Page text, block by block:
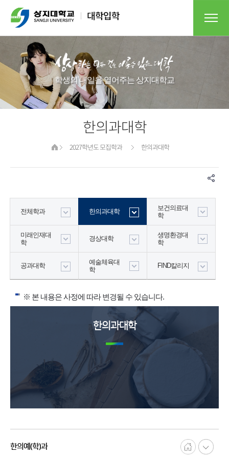
학생의 내일을 열어주는 상지대학교​
한의과대학
2027학년도 모집학과 한의과대학
전체학과 한의과대학
보건의료대
학
미래인재대
학
경상대학
생명환경대
학
공과대학
예술체육대
학
FIND칼리지
※ 본 내용은 사정에 따라 변경될 수 있습니다.
한의과대학
한의예(학)과